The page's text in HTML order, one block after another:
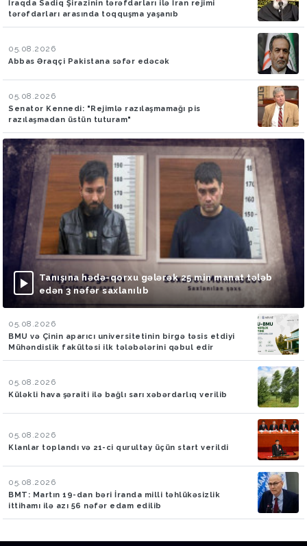
İraqda Sadiq Şirazinin tərəfdarları ilə İran rejimi
tərəfdarları arasında toqquşma yaşanıb
05.08.2026
Abbas Əraqçi Pakistana səfər edəcək
05.08.2026
Senator Kennedi: "Rejimlə razılaşmamağı pis
razılaşmadan üstün tuturam"
Tanışına hədə-qorxu gələrək 25 min manat tələb
edən 3 nəfər saxlanılıb
05.08.2026
BMU və Çinin aparıcı universitetinin birgə təsis etdiyi
Mühəndislik fakültəsi ilk tələbələrini qəbul edir
05.08.2026
Küləkli hava şəraiti ilə bağlı sarı xəbərdarlıq verilib
05.08.2026
Klanlar toplandı və 21-ci qurultay üçün start verildi
05.08.2026
BMT: Martın 19-dan bəri İranda milli təhlükəsizlik
ittihamı ilə azı 56 nəfər edam edilib